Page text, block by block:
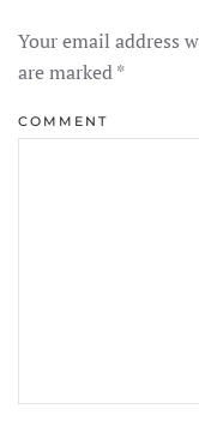
Your email address
are marked*
COMMENT